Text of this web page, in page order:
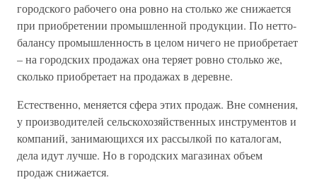
городского рабочего она ровно на столько же снижается
при приобретении промышленной продукции. По нетто-
балансу промышленность в целом ничего не приобретает
– на городских продажах она теряет ровно столько же,
сколько приобретает на продажах в деревне.
Естественно, меняется сфера этих продаж. Вне сомнения,
у производителей сельскохозяйственных инструментов и
компаний, занимающихся их рассылкой по каталогам,
дела идут лучше. Но в городских магазинах объем
продаж снижается.